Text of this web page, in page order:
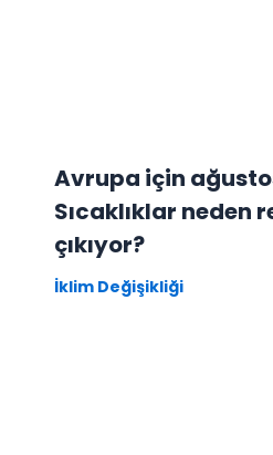
Avrupa için
Sıcaklıklar neden
çıkıyor?
İklim Değişikliği